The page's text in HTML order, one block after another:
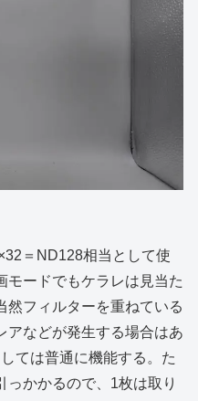
＝ND128相当として使
モードでもケラレは見当た
然フィルターを重ねている
アなどが発生する場合はあ
ては普通に機能する。た
っかかるので、1枚は取り